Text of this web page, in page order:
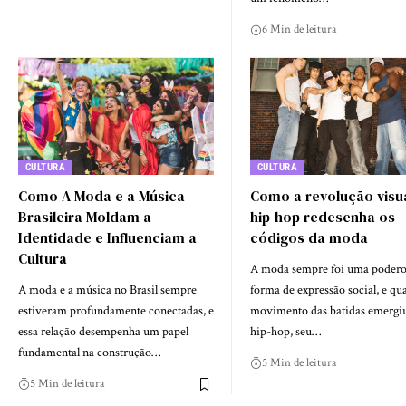
6 Min de leitura
CULTURA
Como A Moda e a Música
Brasileira Moldam a
Identidade e Influenciam a
Cultura
A moda e a música no Brasil sempre
estiveram profundamente conectadas, e
essa relação desempenha um papel
fundamental na construção…
5 Min de leitura
CULTURA
Como a revolução
hip-hop redesenha os
códigos da moda
A moda sempre foi uma
forma de expressão social, e
movimento das batidas
hip-hop, seu…
5 Min de leitura